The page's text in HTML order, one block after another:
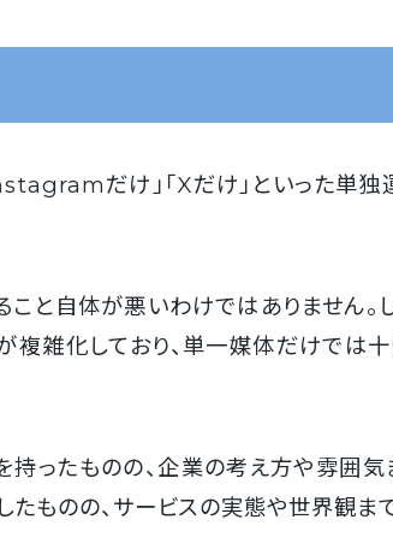
だけ」「Xだけ」といった単独
こと自体が悪いわけではありません。
複雑化しており、単一媒体だけでは
たものの、企業の考え方や雰囲気
ものの、サービスの実態や世界観ま